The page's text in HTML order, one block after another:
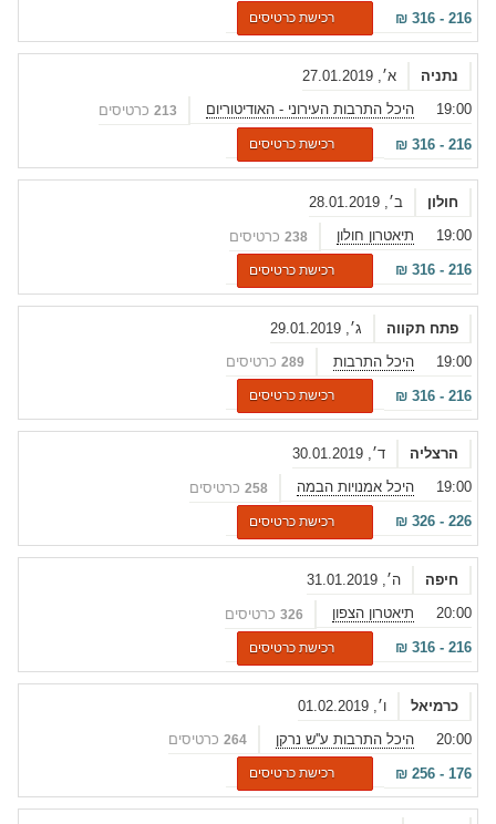
216
-
316
₪ רכישת כרטיסים
נתניה
א׳, 27.01.2019
19:00
היכל התרבות העירוני - האודיטוריום 213 כרטיסים
216
-
316
₪ רכישת כרטיסים
חולון
ב׳, 28.01.2019
19:00
תיאטרון חולון 238 כרטיסים
216
-
316
₪ רכישת כרטיסים
פתח תקווה
ג׳, 29.01.2019
19:00
היכל התרבות 289 כרטיסים
216
-
316
₪ רכישת כרטיסים
הרצליה
ד׳, 30.01.2019
19:00
היכל אמנויות הבמה 258 כרטיסים
226
-
326
₪ רכישת כרטיסים
חיפה
ה׳, 31.01.2019
20:00
תיאטרון הצפון 326 כרטיסים
216
-
316
₪ רכישת כרטיסים
כרמיאל
ו׳, 01.02.2019
20:00
היכל התרבות ע''ש נרקן 264 כרטיסים
176
-
256
₪ רכישת כרטיסים